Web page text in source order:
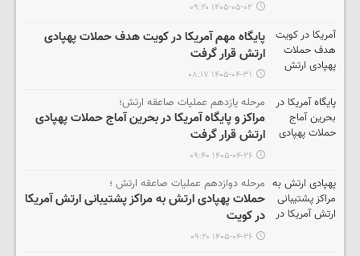
۱۴۰۵-۰۵-۰۲ ۰۹:۲۰
پایگاه مهم آمریکا در کویت هدف حملات پهپادی
ارتش قرار گرفت
۱۴۰۵-۰۴-۳۱ ۰۸:۱۷
مرحله یازدهم عملیات صاعقه ارتش؛
مراکز و پایگاه آمریکا در بحرین آماج حملات پهپادی
ارتش قرار گرفت
۱۴۰۵-۰۴-۲۶ ۰۹:۴۰
مرحله دوازدهم عملیات صاعقه ارتش ؛
حملات پهپادی ارتش به مراکز پشتیبانی ارتش آمریکا
در کویت
۱۴۰۵-۰۴-۲۶ ۰۹:۲۰